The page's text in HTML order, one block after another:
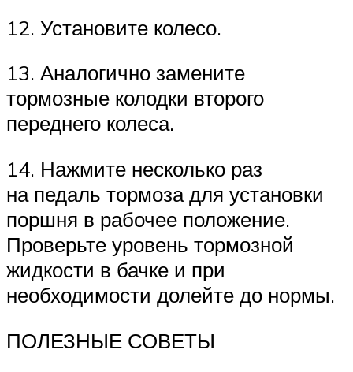
12. Установите колесо.
13. Аналогично замените
тормозные колодки второго
переднего колеса.
14. Нажмите несколько раз
на педаль тормоза для установки
поршня в рабочее положение.
Проверьте уровень тормозной
жидкости в бачке и при
необходимости долейте до нормы.
ПОЛЕЗНЫЕ СОВЕТЫ